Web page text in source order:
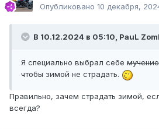
Опубликовано 10 декабря,
В 10.12.2024 в 05:10, PauL
Я специально выбрал себе мучение
чтобы зимой не страдать.
Правильно, зачем страдать зимой,
всегда?